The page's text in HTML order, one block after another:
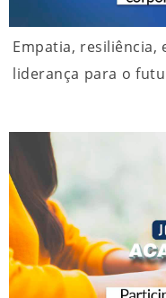
Empatia, resiliência,
liderança para o